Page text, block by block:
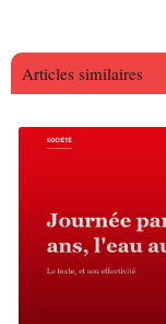
Articles similaires